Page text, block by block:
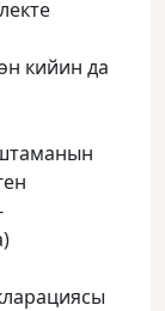
кийин да